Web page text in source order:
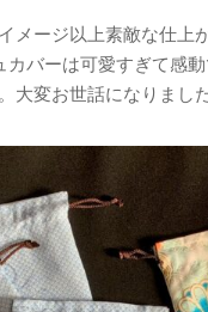
メージ以上素敵な仕上
バーは可愛すぎて感動
大変お世話になりまし